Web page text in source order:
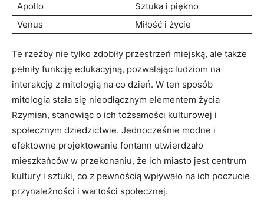
Apollo
Sztuka i piękno
Venus
Miłość i życie
Te rzeźby nie tylko zdobiły przestrzeń miejską, ale także
pełniły funkcję edukacyjną, pozwalając ludziom na
interakcję z mitologią na co dzień. W ten sposób
mitologia stała się nieodłącznym elementem życia
Rzymian, stanowiąc o ich tożsamości kulturowej i
społecznym dziedzictwie. Jednocześnie modne i
efektowne projektowanie fontann utwierdzało
mieszkańców w przekonaniu, że ich miasto jest centrum
kultury i sztuki, co z pewnością wpływało na ich poczucie
przynależności i wartości społecznej.